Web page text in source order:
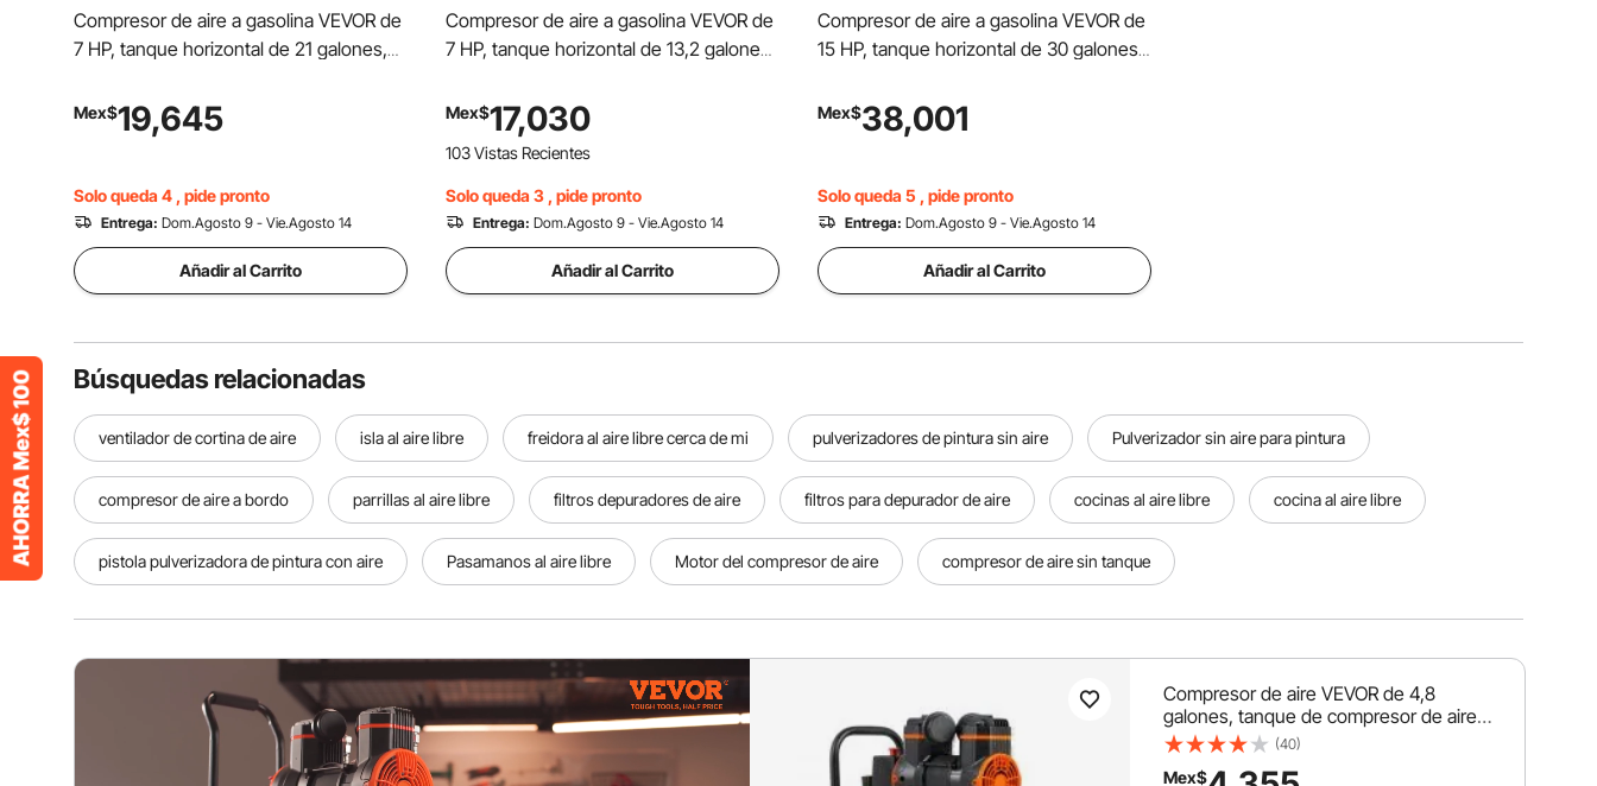
Compresor de aire a gasolina VEVOR de
7 HP, tanque horizontal de 21 galones,
115 PSI, sistema de aire comprimido con
presión máxima de 115 PSI para talleres
Mex$19,645
Solo queda 4 , pide pronto
Entrega: Dom.Agosto 9 - Vie.Agosto 14
Añadir al Carrito
Compresor de aire a gasolina VEVOR de
7 HP, tanque horizontal de 13,2 galones,
comprimido con bomba de pistón
accionada por gas y presión máxima de
115 PSI para talleres y obras de
construcción.
Mex$17,030
103 Vistas Recientes
Solo queda 3 , pide pronto
Entrega: Dom.Agosto 9 - Vie.Agosto 14
Añadir al Carrito
Compresor de aire a gasolina VEVOR de
15 HP, tanque horizontal de 30 galones,
comprimido con bomba de pistón
accionada por gas y presión máxima de
Mex$38,001
Solo queda 5 , pide pronto
Entrega: Dom.Agosto 9 - Vie.Agosto 14
Añadir al Carrito
Búsquedas relacionadas
ventilador de cortina de aire isla al aire libre freidora al aire libre cerca de mi pulverizadores de pintura sin aire Pulverizador sin aire para pintura
compresor de aire a bordo parrillas al aire libre filtros depuradores de aire filtros para depurador de aire cocinas al aire libre cocina al aire libre
pistola pulverizadora de pintura con aire Pasamanos al aire libre Motor del compresor de aire compresor de aire sin tanque
Compresor de aire VEVOR de 4,8
galones, tanque de compresor de aire
sin aceite de 1,2 HP 2,2 CFM@90PSI y
(40)
Mex$